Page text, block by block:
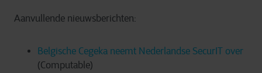
Aanvullende nieuwsberichten:
Belgische Cegeka neemt Nederlandse SecurIT over
(Computable)